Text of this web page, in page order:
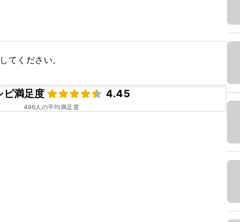
てください。
ピ満足度
4.45
496人の平均満足度